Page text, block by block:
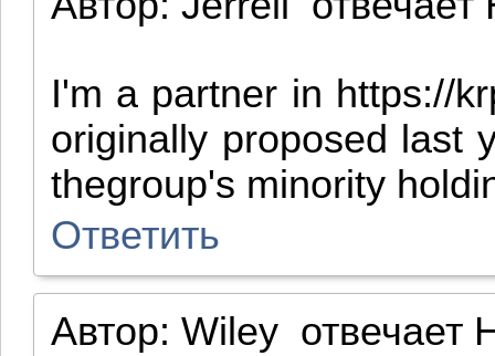
I'm a partner in https://
originally proposed last
thegroup's minority
Ответить
Автор: Wiley отвечает